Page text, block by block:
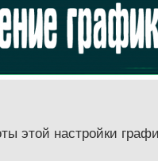
этой настройки